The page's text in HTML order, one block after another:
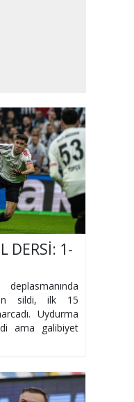
DERSİ: 1-
sildi, ilk 15
Uydurma
ama galibiyet